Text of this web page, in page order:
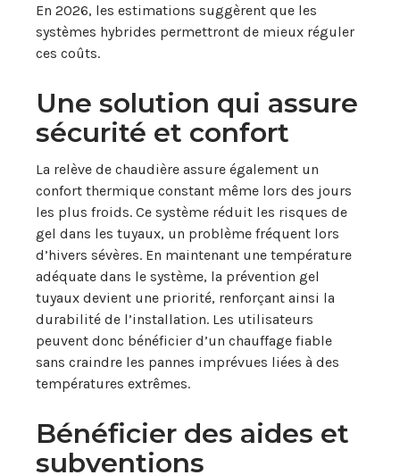
En 2026, les estimations suggèrent que les
systèmes hybrides permettront de mieux réguler
ces coûts.
Une solution qui assure
sécurité et confort
La relève de chaudière assure également un
confort thermique constant même lors des jours
les plus froids. Ce système réduit les risques de
gel dans les tuyaux, un problème fréquent lors
d’hivers sévères. En maintenant une température
adéquate dans le système, la prévention gel
tuyaux devient une priorité, renforçant ainsi la
durabilité de l’installation. Les utilisateurs
peuvent donc bénéficier d’un chauffage fiable
sans craindre les pannes imprévues liées à des
températures extrêmes.
Bénéficier des aides et
subventions